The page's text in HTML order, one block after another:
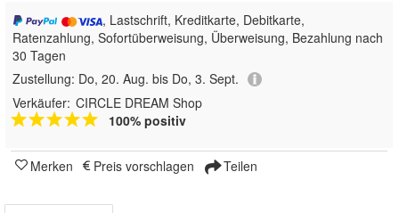
, Lastschrift, Kreditkarte, Debitkarte,
Ratenzahlung, Sofortüberweisung, Überweisung, Bezahlung nach
30 Tagen
Zustellung: Do, 20. Aug. bis Do, 3. Sept.
Verkäufer: CIRCLE DREAM Shop
100% positiv
Merken Preis vorschlagen Teilen